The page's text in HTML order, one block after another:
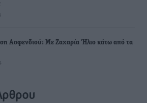
Ασφενδιού: Με Ζαχαρία Ήλιο κάτω από τα